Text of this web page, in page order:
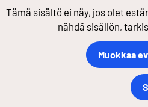
Tämä sisältö ei näy, jos olet
nähdä sisällön,
Muokkaa